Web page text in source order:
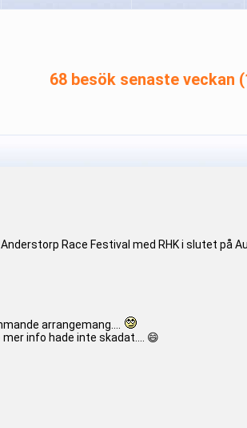
68 besök senaste veckan
Race Festival med RHK i slutet på
arrangemang....
info hade inte skadat.... 😄